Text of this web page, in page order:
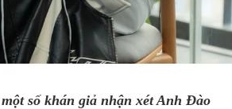
số khán giả nhận xét Anh Đào